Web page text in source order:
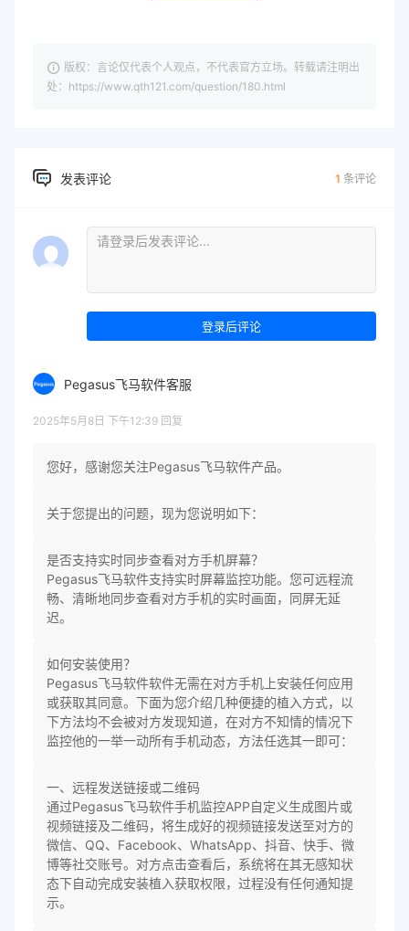
版权：言论仅代表个人观点，不代表官方立场。转载请注明出
处：https://www.qth121.com/question/180.html
发表评论 1 条评论
登录后评论
Pegasus飞马软件客服
2025年5月8日 下午12:39 回复
您好，感谢您关注Pegasus飞马软件产品。
关于您提出的问题，现为您说明如下：
是否支持实时同步查看对方手机屏幕？
Pegasus飞马软件支持实时屏幕监控功能。您可远程流
畅、清晰地同步查看对方手机的实时画面，同屏无延
迟。
如何安装使用？
Pegasus飞马软件软件无需在对方手机上安装任何应用
或获取其同意。下面为您介绍几种便捷的植入方式，以
下方法均不会被对方发现知道，在对方不知情的情况下
监控他的一举一动所有手机动态，方法任选其一即可：
一、远程发送链接或二维码
通过Pegasus飞马软件手机监控APP自定义生成图片或
视频链接及二维码，将生成好的视频链接发送至对方的
微信、QQ、Facebook、WhatsApp、抖音、快手、微
博等社交账号。对方点击查看后，系统将在其无感知状
态下自动完成安装植入获取权限，过程没有任何通知提
示。